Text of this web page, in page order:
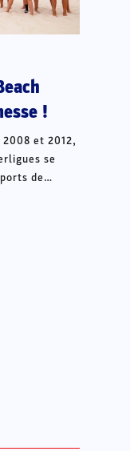
!
et 2012,
se
de